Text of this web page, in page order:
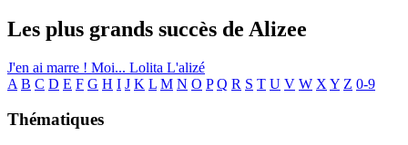
Les plus grands succès de Alizee
J'en ai marre ! Moi... Lolita L'alizé
A B C D E F G H I J K L M N O P Q R S T U V W X Y Z 0-9
Thématiques